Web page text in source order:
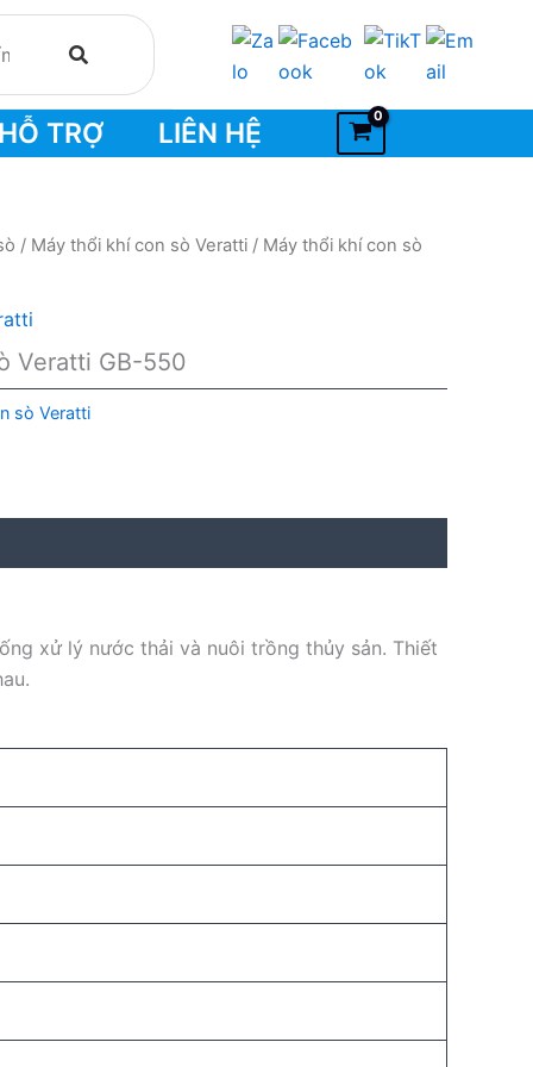
TRỢ LIÊN HỆ
/ Máy thổi khí con sò Veratti / Máy thổi khí con sò
Veratti GB-550
sò Veratti
xử lý nước thải và nuôi trồng thủy sản. Thiết